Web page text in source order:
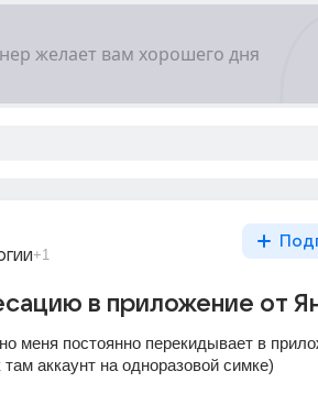
+1
в приложение от
меня постоянно перекидывает в
аккаунт на одноразовой симке)